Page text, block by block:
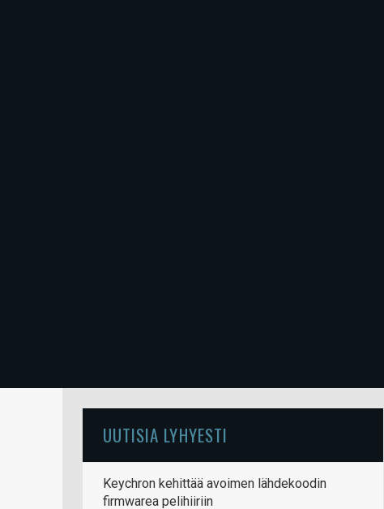
UUTISIA LYHYESTI
Keychron kehittää avoimen lähdekoodin
firmwarea pelihiiriin